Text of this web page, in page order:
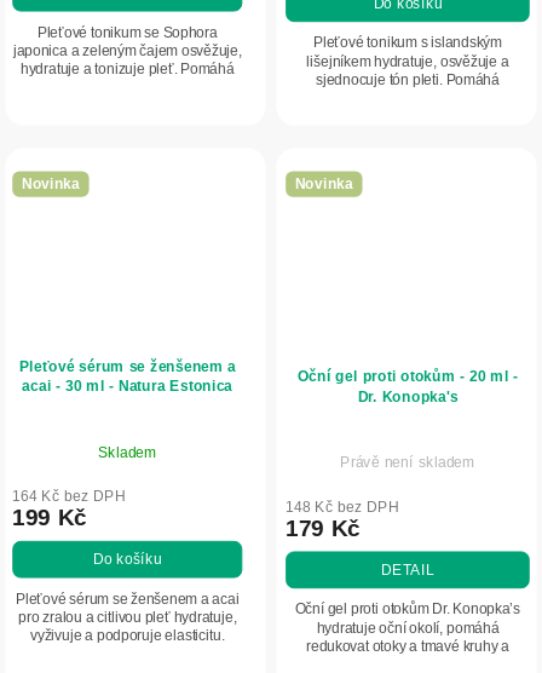
Pleťové tonikum se Sophora
japonica a zeleným čajem osvěžuje,
hydratuje a tonizuje pleť. Pomáhá
Pleťové tonikum s islandským
lišejníkem hydratuje, osvěžuje a
sjednocuje tón pleti. Pomáhá
Novinka
Pleťové sérum se ženšenem a
acai - 30 ml - Natura Estonica
Skladem
164 Kč bez DPH
199 Kč
Do košíku
Pleťové sérum se ženšenem a acai
pro zralou a citlivou pleť hydratuje,
vyživuje a podporuje elasticitu.
Novinka
Oční gel proti otokům - 20 ml -
Dr. Konopka's
Právě není skladem
148 Kč bez DPH
179 Kč
DETAIL
Oční gel proti otokům Dr. Konopka’s
hydratuje oční okolí, pomáhá
redukovat otoky a tmavé kruhy a